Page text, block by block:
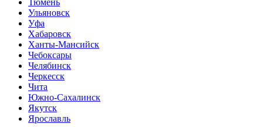
Тюмень
Ульяновск
Уфа
Хабаровск
Ханты-Мансийск
Чебоксары
Челябинск
Черкесск
Чита
Южно-Сахалинск
Якутск
Ярославль